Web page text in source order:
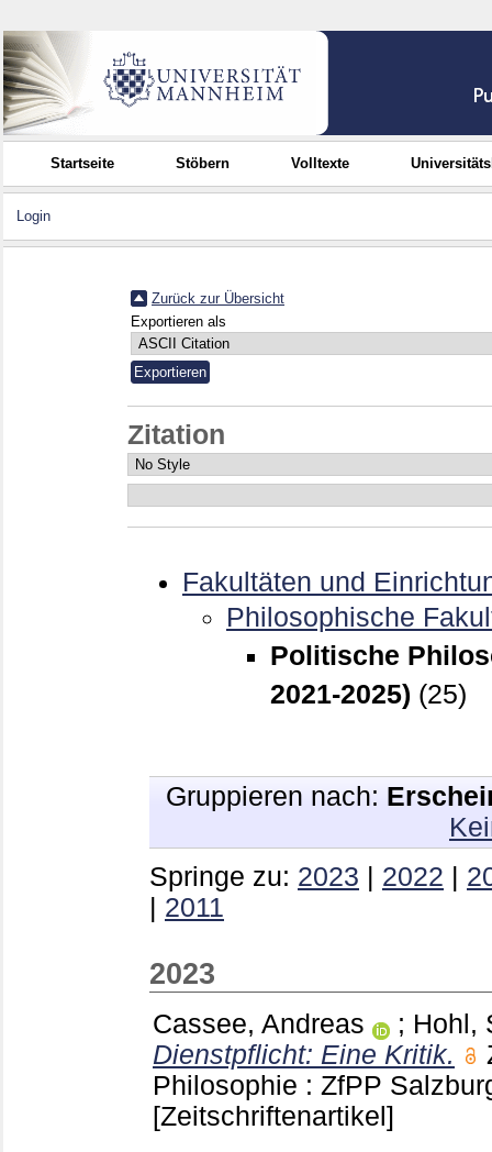
Startseite Stöbern Volltexte
Login
Zurück zur Übersicht
Exportieren als
Zitation
Fakultäten und
Philosophische
Politische
2021-2025) (25)
Gruppieren nach:
Springe zu: 2023 | 2022 |
| 2011
2023
Cassee, Andreas ; Hohl,
Dienstpflicht: Eine Kritik.
Philosophie : ZfPP
[Zeitschriftenartikel]